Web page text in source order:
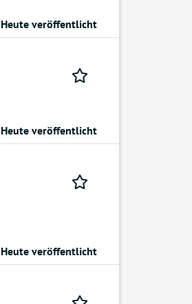
Heute veröffentlicht
Heute veröffentlicht
Heute veröffentlicht